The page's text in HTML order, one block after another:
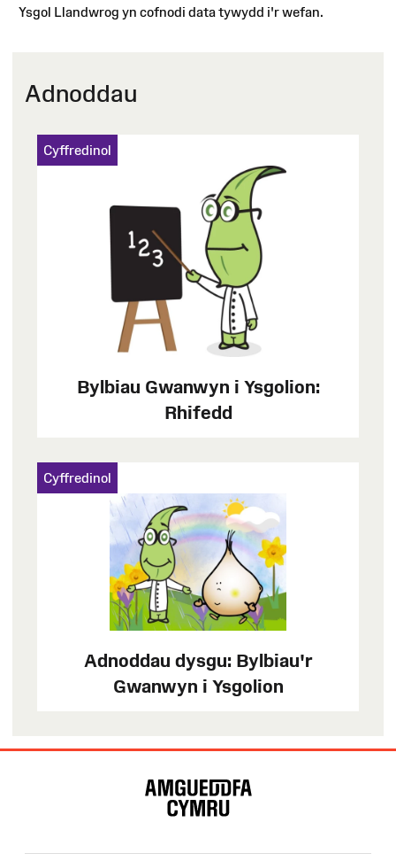
Ysgol Llandwrog yn cofnodi data tywydd i'r wefan.
Adnoddau
Cyffredinol
Bylbiau Gwanwyn i Ysgolion:
Rhifedd
Cyffredinol
Adnoddau dysgu: Bylbiau'r
Gwanwyn i Ysgolion